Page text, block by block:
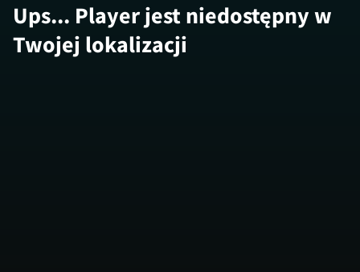
Ups... Player jest niedostępny w
Twojej lokalizacji